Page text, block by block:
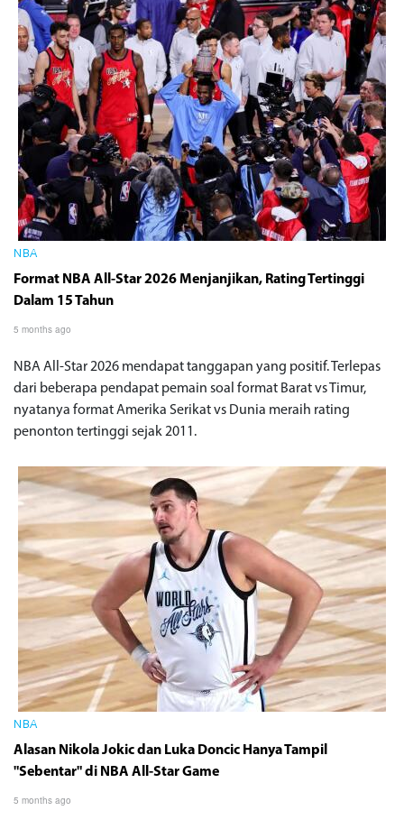
NBA
Format NBA All-Star 2026 Menjanjikan, Rating Tertinggi
Dalam 15 Tahun
5 months ago
NBA All-Star 2026 mendapat tanggapan yang positif. Terlepas
dari beberapa pendapat pemain soal format Barat vs Timur,
nyatanya format Amerika Serikat vs Dunia meraih rating
penonton tertinggi sejak 2011.
NBA
Alasan Nikola Jokic dan Luka Doncic Hanya Tampil
"Sebentar" di NBA All-Star Game
5 months ago